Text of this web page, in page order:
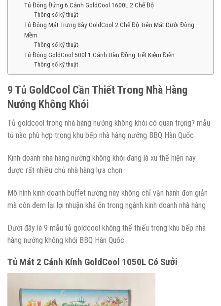
Tủ Đông Đứng 6 Cánh GoldCool 1600L 2 Chế Độ
Thông số kỹ thuật
Tủ Đông Mát Trưng Bày GoldCool 2 Chế Độ Trên Mát Dưới Đông
Mềm
Thông số kỹ thuật
Tủ Đông GoldCool 500l 1 Cánh Dàn Đồng Tiết Kiệm Điện
Thông số kỹ thuật
9 Tủ GoldCool Cần Thiết Trong Nhà Hàng
Nướng Không Khói
Tủ goldcool trong nhà hàng nướng không khói có quan trọng? mẫu
tủ nào phù hợp trong khu bếp nhà hàng nướng BBQ Hàn Quốc
Kinh doanh nhà hàng nướng không khói đang là xu thế hiện nay
được rất nhiều chủ nhà hàng lựa chọn
Mô hình kinh doanh buffet nướng này không chỉ vận hành đơn giản
mà còn đem lại lợi nhuận khá ổn trong ngành kinh doanh nhà hàng
Dưới đây là 9 mẫu tủ goldcool không thể thiếu trong khu bếp nhà
hàng nướng không khói BBQ Hàn Quốc
Tủ Mát 2 Cánh Kính GoldCool 1050L Có Sưởi